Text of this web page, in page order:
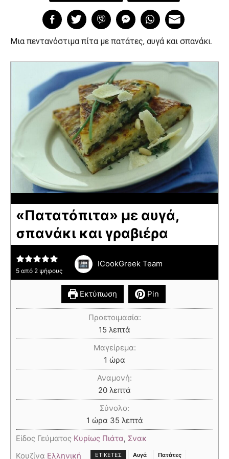
Μια πεντανόστιμα πίτα με πατάτες, αυγά και σπανάκι.
«Πατατόπιτα» με αυγά,
σπανάκι και γραβιέρα
5 από 2 ψήφους
ICookGreek Team
Εκτύπωση Pin
Προετοιμασία:
15 λεπτά
Μαγείρεμα:
1 ώρα
Αναμονή:
20 λεπτά
Σύνολο:
1 ώρα 35 λεπτά
Είδος Γεύματος Κυρίως Πιάτα, Σνακ
Κουζίνα Ελληνική ΕΤΙΚΈΤΕΣ Αυγά Πατάτες